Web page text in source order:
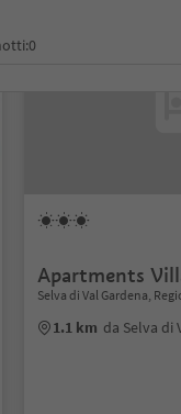
0
Apartments
Selva di Val Gardena,
1.1 km da Selva di